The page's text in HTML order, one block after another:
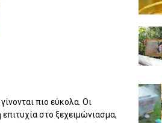
πιο εύκολα. Οι
στο ξεχειμώνιασμα,